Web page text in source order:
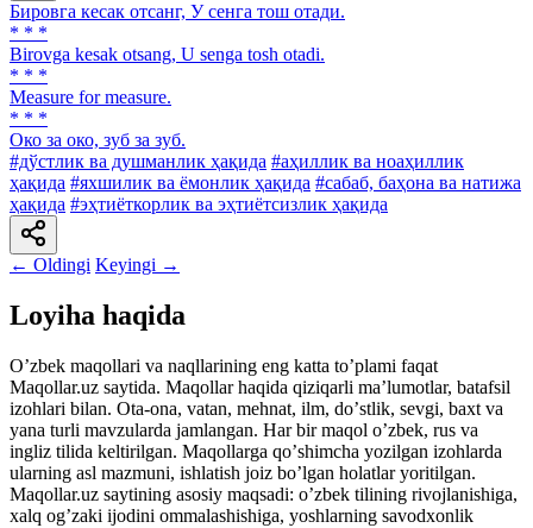
Бировга кесак отсанг, У сенга тош отади.
* * *
Birovga kesak otsang, U senga tosh otadi.
* * *
Measure for measure.
* * *
Око за око, зуб за зуб.
#дўстлик ва душманлик ҳақида #аҳиллик ва ноаҳиллик
ҳақида #яхшилик ва ёмонлик ҳақида #сабаб, баҳона ва натижа
ҳақида #эҳтиёткорлик ва эҳтиётсизлик ҳақида
← Oldingi Keyingi →
Loyiha haqida
Oʼzbek maqollari va naqllarining eng katta toʼplami faqat
Maqollar.uz saytida. Maqollar haqida qiziqarli maʼlumotlar, batafsil
izohlari bilan. Ota-ona, vatan, mehnat, ilm, doʼstlik, sevgi, baxt va
yana turli mavzularda jamlangan. Har bir maqol oʼzbek, rus va
ingliz tilida keltirilgan. Maqollarga qoʼshimcha yozilgan izohlarda
ularning asl mazmuni, ishlatish joiz boʼlgan holatlar yoritilgan.
Maqollar.uz saytining asosiy maqsadi: oʼzbek tilining rivojlanishiga,
xalq ogʼzaki ijodini ommalashishiga, yoshlarning savodxonlik